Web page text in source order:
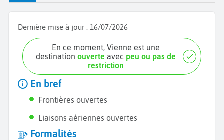
Dernière mise à jour : 16/07/2026
En ce moment, Vienne est une
destinationouverte avec peu ou pas de
restriction
En bref
Frontières ouvertes
Liaisons aériennes ouvertes
Formalités